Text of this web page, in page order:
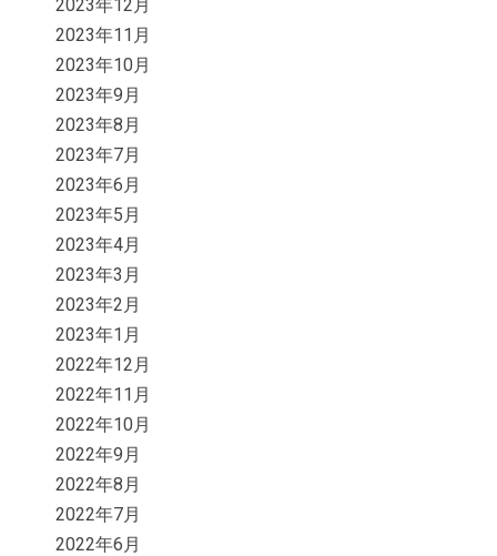
2023年12月
2023年11月
2023年10月
2023年9月
2023年8月
2023年7月
2023年6月
2023年5月
2023年4月
2023年3月
2023年2月
2023年1月
2022年12月
2022年11月
2022年10月
2022年9月
2022年8月
2022年7月
2022年6月